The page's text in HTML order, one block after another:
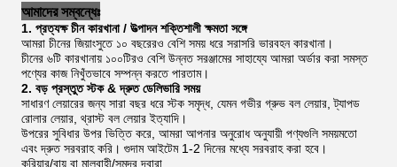
আমাদের সম্বন্ধেঃ
1. প্রত্যক্ষ চীন কারখানা / উত্পাদন শক্তিশালী ক্ষমতা সঙ্গে
আমরা চীনের জিয়াংসুতে ১০ বছরেরও বেশি সময় ধরে সরাসরি ভারবহন কারখানা।
চীনের ৬টি কারখানায় ১০০টিরও বেশি উন্নত সরঞ্জামের সাহায্যে আমরা অর্ডার করা সমস্ত
পণ্যের কাজ নিখুঁতভাবে সম্পন্ন করতে পারতাম।
2. বড় প্রস্তুত স্টক & দ্রুত ডেলিভারি সময়
সাধারণ লেয়ারের জন্য সারা বছর ধরে স্টক সমৃদ্ধ, যেমন গভীর গ্রুভ বল লেয়ার, ট্যাপড
রোলার লেয়ার, থ্রাস্ট বল লেয়ার ইত্যাদি।
উপরের সুবিধার উপর ভিত্তি করে, আমরা আপনার অনুরোধ অনুযায়ী পণ্যগুলি সময়মতো
এবং দ্রুত সরবরাহ করি। গুদাম আইটেম 1-2 দিনের মধ্যে সরবরাহ করা হবে।
কুরিয়ার/বায়ু বা মালবাহী/সমুদ্র দ্বারা